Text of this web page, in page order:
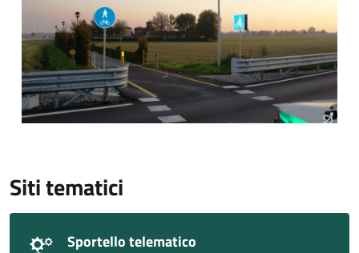
Siti tematici
Sportello telematico